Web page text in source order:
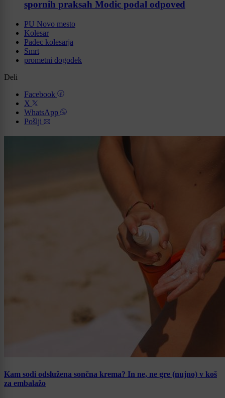
spornih praksah Modic podal odpoved
PU Novo mesto
Kolesar
Padec kolesarja
Smrt
prometni dogodek
Deli
Facebook
X
WhatsApp
Pošlji
Kam sodi odslužena sončna krema? In ne, ne gre (nujno) v koš
za embalažo